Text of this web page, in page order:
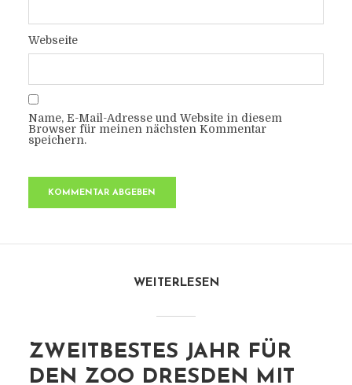
Webseite
Name, E-Mail-Adresse und Website in diesem
Browser für meinen nächsten Kommentar
speichern.
WEITERLESEN
ZWEITBESTES JAHR FÜR
DEN ZOO DRESDEN MIT